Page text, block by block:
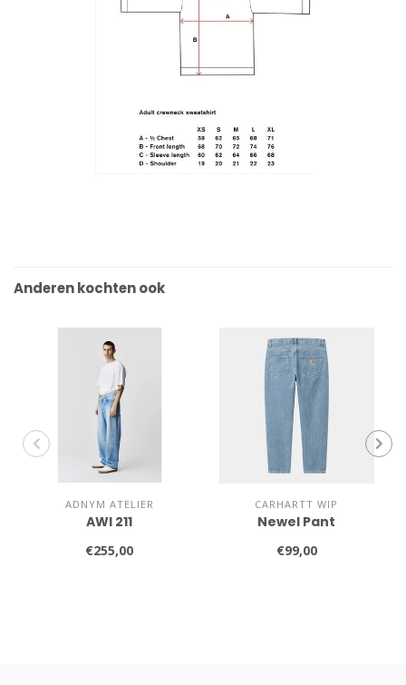
Anderen kochten ook
ADNYM ATELIER
AWI 211
€255,00
CARHARTT WIP
Newel Pant
€99,00